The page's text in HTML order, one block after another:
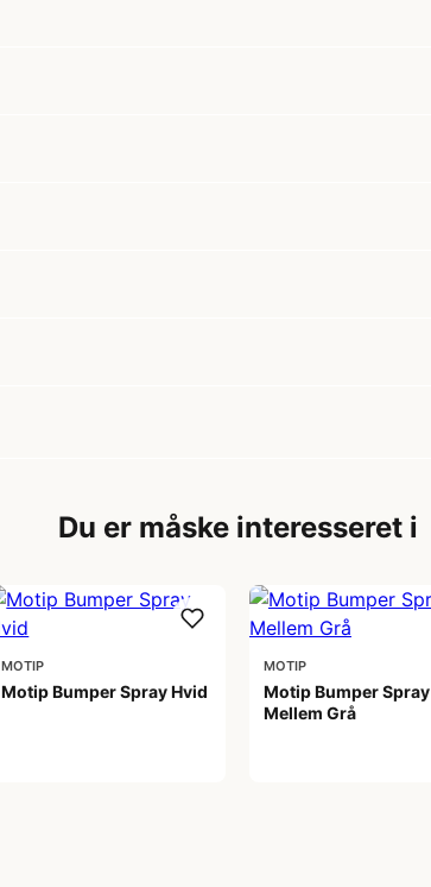
Du er måske interesseret i
MOTIP
Motip Bumper Spray Hvid
MOTIP
Motip Bumper Spray
Mellem Grå